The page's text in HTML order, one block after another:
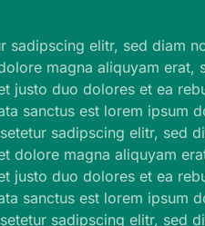
sadipscing elitr, sed diam
magna aliquyam erat,
justo duo dolores et ea
sanctus est lorem ipsum
sadipscing elitr, sed
dolore magna aliquyam
justo duo dolores et ea
sanctus est lorem ipsum
sadipscing elitr, sed